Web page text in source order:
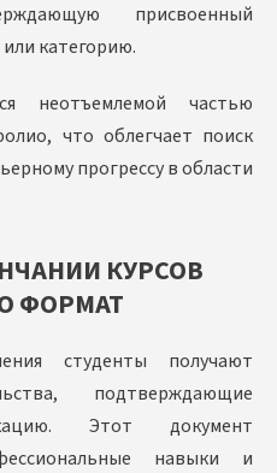
присвоенный
категорию.
неотъемлемой частью
что облегчает поиск
прогрессу в области
КУРСОВ
ФОРМАТ
студенты получают
подтверждающие
Этот документ
навыки и